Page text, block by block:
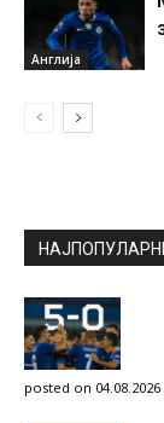
Англија
posted on 04.08.2026